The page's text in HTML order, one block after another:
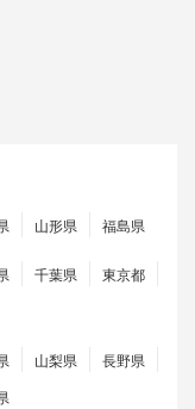
山形県 福島県
千葉県
東京都
山梨県
長野県